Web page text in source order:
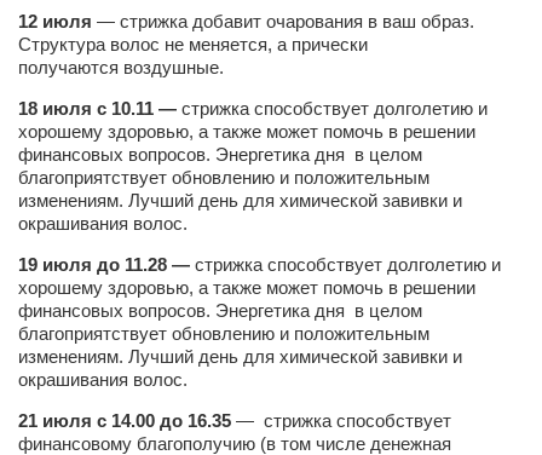
12 июля — стрижка добавит очарования в ваш образ.
Структура волос не меняется, а прически
получаются воздушные.
18 июля с 10.11 — стрижка способствует долголетию и
хорошему здоровью, а также может помочь в решении
финансовых вопросов. Энергетика дня в целом
благоприятствует обновлению и положительным
изменениям. Лучший день для химической завивки и
окрашивания волос.
19 июля до 11.28 — стрижка способствует долголетию и
хорошему здоровью, а также может помочь в решении
финансовых вопросов. Энергетика дня в целом
благоприятствует обновлению и положительным
изменениям. Лучший день для химической завивки и
окрашивания волос.
21 июля с 14.00 до 16.35 — стрижка способствует
финансовому благополучию (в том числе денежная